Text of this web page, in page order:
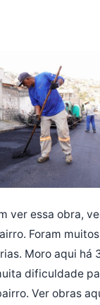
ver essa obra,
Foram
Moro aqui há
dificuldade
Ver obras